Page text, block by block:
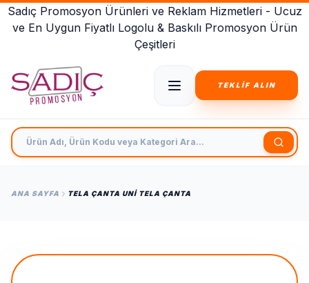
Sadıç Promosyon Ürünleri ve Reklam Hizmetleri - Ucuz
ve En Uygun Fiyatlı Logolu & Baskılı Promosyon Ürün
Çeşitleri
TEKLİF ALIN
Ürün Adı, Ürün Kodu veya Kategori Ara
ANA SAYFA TELA ÇANTA UNI TELA ÇANTA